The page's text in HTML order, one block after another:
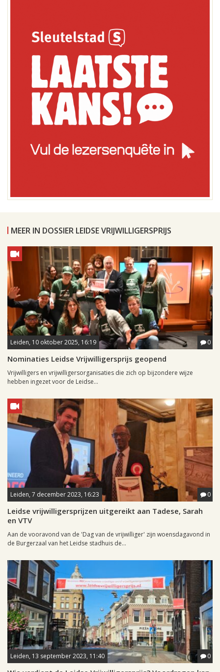
MEER IN DOSSIER LEIDSE VRIJWILLIGERSPRIJS
Leiden, 10 oktober 2025, 16:19 0
Nominaties Leidse Vrijwilligersprijs geopend
Vrijwilligers en vrijwilligersorganisaties die zich op bijzondere wijze
hebben ingezet voor de Leidse...
Leiden, 7 december 2023, 16:23 0
Leidse vrijwilligersprijzen uitgereikt aan Tadese, Sarah
en VTV
Aan de vooravond van de 'Dag van de vrijwilliger' zijn woensdagavond in
de Burgerzaal van het Leidse stadhuis de...
Leiden, 13 september 2023, 11:40 0